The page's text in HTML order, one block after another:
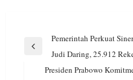
Navigasi
Previous
Pemerintah Perkuat
Judi Daring, 25.912
Presiden Prabowo